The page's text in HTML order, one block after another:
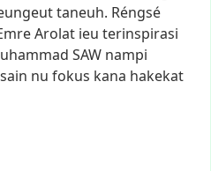
taneuh. Réngsé
Arolat ieu terinspirasi
SAW nampi
nu fokus kana hakekat